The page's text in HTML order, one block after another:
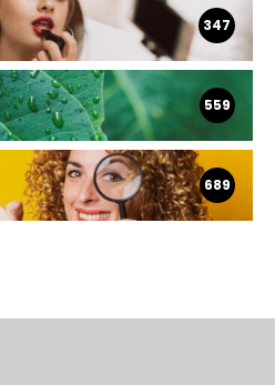
347
559
689